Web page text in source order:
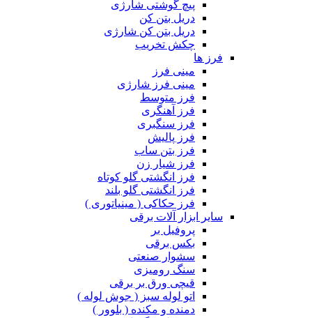
پیچ گوشتی شارژی
دریل بتن کن
دریل بتن کن شارژی
چکش تخریب
فرز ها
مینی فرز
مینی فرز شارژی
فرز متوسط
فرز آهنگری
فرز سنگبری
فرز پالیش
فرز بتن ساب
فرز شیار زن
فرز انگشتی گلو کوتاه
فرز انگشتی گلو بلند
فرز حکاکی ( مینیاتوری )
سایر ابزار آلات برقی
پروفیل بر
بکس برقی
سشوار صنعتی
سنگ رومیزی
قیچی ورق بر برقی
اتو لوله سبز ( جوش لوله )
دمنده و مکنده ( بلوور )